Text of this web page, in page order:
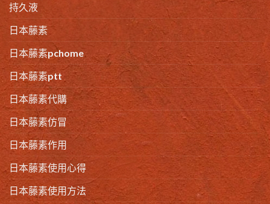
持久液
日本藤素
日本藤素pchome
日本藤素ptt
日本藤素代購
日本藤素仿冒
日本藤素作用
日本藤素使用心得
日本藤素使用方法